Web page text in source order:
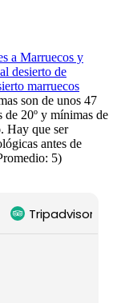
a Marruecos y
desierto de
marruecos
son de unos 47
20º y mínimas de
Hay que ser
antes de
5)
Tripadvisor